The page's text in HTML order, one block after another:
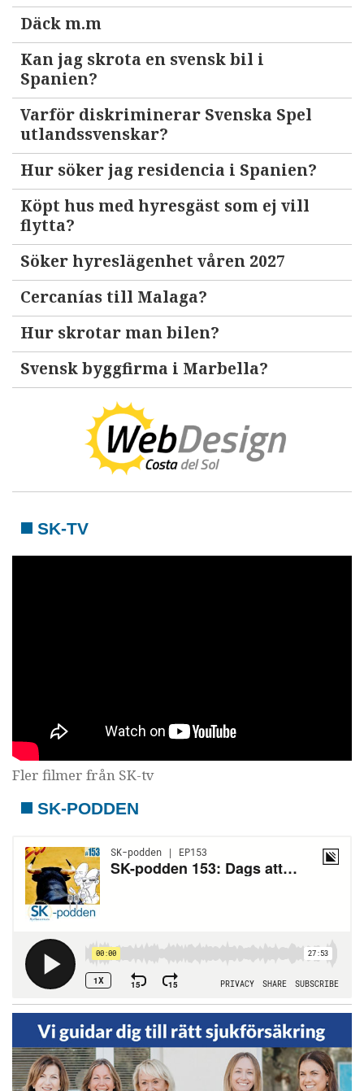
Däck m.m
Kan jag skrota en svensk bil i
Spanien?
Varför diskriminerar Svenska Spel
utlandssvenskar?
Hur söker jag residencia i Spanien?
Köpt hus med hyresgäst som ej vill
flytta?
Söker hyreslägenhet våren 2027
Cercanías till Malaga?
Hur skrotar man bilen?
Svensk byggfirma i Marbella?
SK-TV
Fler filmer från SK-tv
SK-PODDEN